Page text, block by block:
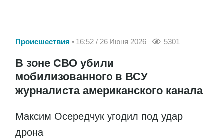
Происшествия 16:52 / 26 Июня 2026 5301
В зоне СВО убили
мобилизованного в ВСУ
журналиста американского канала
Максим Осередчук угодил под удар
дрона